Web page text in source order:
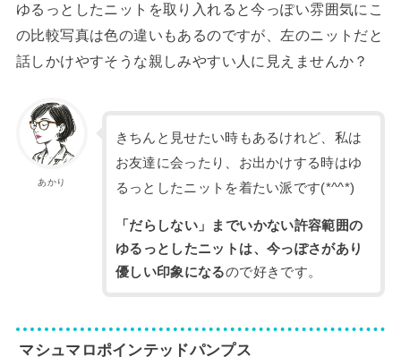
ゆるっとしたニットを取り入れると今っぽい雰囲気にこ
の比較写真は色の違いもあるのですが、左のニットだと
話しかけやすそうな親しみやすい人に見えませんか？
あかり
きちんと見せたい時もあるけれど、私は
お友達に会ったり、お出かけする時はゆ
るっとしたニットを着たい派です(*^^*)
「だらしない」までいかない許容範囲の
ゆるっとしたニットは、今っぽさがあり
優しい印象になるので好きです。
マシュマロポインテッドパンプス